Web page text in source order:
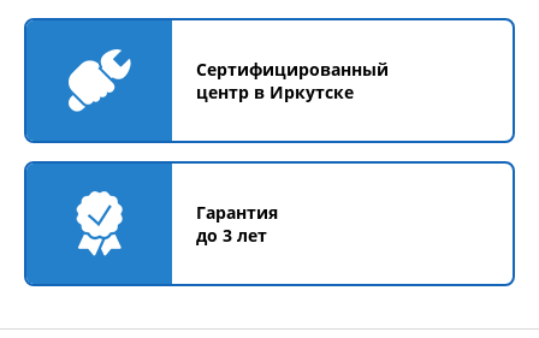
Сертифицированный
центр в Иркутске
Гарантия
до 3 лет